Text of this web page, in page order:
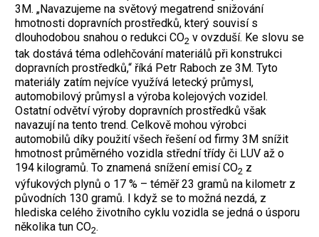
3M. „Navazujeme na světový megatrend snižování
hmotnosti dopravních prostředků, který souvisí s
dlouhodobou snahou o redukci CO2 v ovzduší. Ke slovu se
tak dostává téma odlehčování materiálů při konstrukci
dopravních prostředků,“ říká Petr Raboch ze 3M. Tyto
materiály zatím nejvíce využívá letecký průmysl,
automobilový průmysl a výroba kolejových vozidel.
Ostatní odvětví výroby dopravních prostředků však
navazují na tento trend. Celkově mohou výrobci
automobilů díky použití všech řešení od firmy 3M snížit
hmotnost průměrného vozidla střední třídy či LUV až o
194 kilogramů. To znamená snížení emisí CO2 z
výfukových plynů o 17 % – téměř 23 gramů na kilometr z
původních 130 gramů. I když se to možná nezdá, z
hlediska celého životního cyklu vozidla se jedná o úsporu
několika tun CO2.